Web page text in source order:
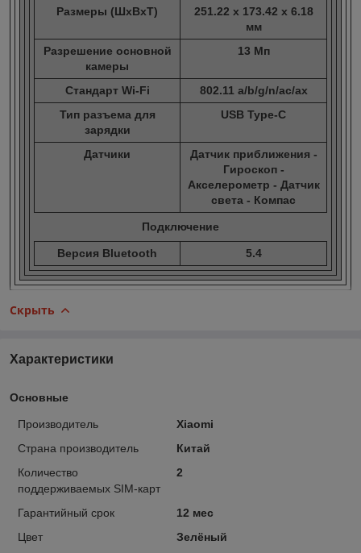
Размеры (ШxВxТ)
251.22 x 173.42 x 6.18
мм
Разрешение основной
камеры
13 Мп
Стандарт Wi-Fi
802.11 a/b/g/n/ac/ax
Тип разъема для
зарядки
USB Type-C
Датчики
Датчик приближения -
Гироскоп -
Акселерометр - Датчик
света - Компас
Подключение
Версия Bluetooth 5.4
Скрыть
Характеристики
Основные
Производитель
Xiaomi
Страна производитель
Китай
Количество
поддерживаемых SIM-карт
2
Гарантийный срок
12 мес
Цвет
Зелёный